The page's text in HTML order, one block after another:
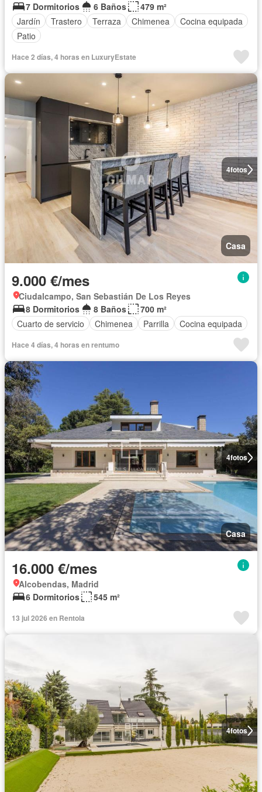
7 Dormitorios
6 Baños
479 m²
Jardín
Trastero Terraza Chimenea
Cocina equipada
Patio
Hace 2 días, 4 horas en LuxuryEstate
4fotos
Casa
9.000 €/mes
Ciudalcampo, San Sebastián De Los Reyes
8 Dormitorios
8 Baños
700 m²
Cuarto de servicio
Chimenea Parrilla Cocina equipada
Hace 4 días, 4 horas en rentumo
4fotos
Casa
16.000 €/mes
Alcobendas, Madrid
6 Dormitorios
545 m²
13 jul 2026 en Rentola
4fotos